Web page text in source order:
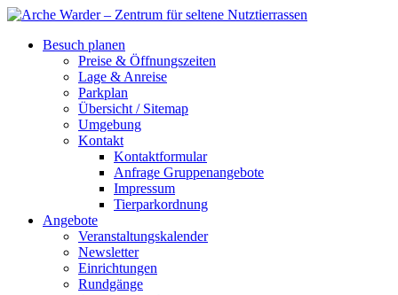
Besuch planen
Preise & Öffnungszeiten
Lage & Anreise
Parkplan
Übersicht / Sitemap
Umgebung
Kontakt
Kontaktformular
Anfrage Gruppenangebote
Impressum
Tierparkordnung
Angebote
Veranstaltungskalender
Newsletter
Einrichtungen
Rundgänge